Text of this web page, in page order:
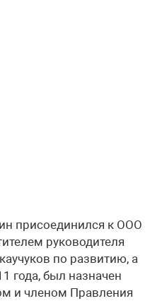
присоединился к ООО
руководителя
по развитию, а
года, был назначен
и членом Правления